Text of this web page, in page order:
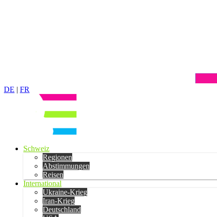
DE | FR
Schweiz
Regionen
Abstimmungen
Reisen
International
Ukraine-Krieg
Iran-Krieg
Deutschland